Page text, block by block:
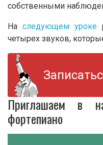
собственными
На следующем уроке
четырех звуков,
Приглашаем в
фортепиано